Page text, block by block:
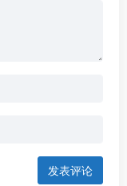
发表评论